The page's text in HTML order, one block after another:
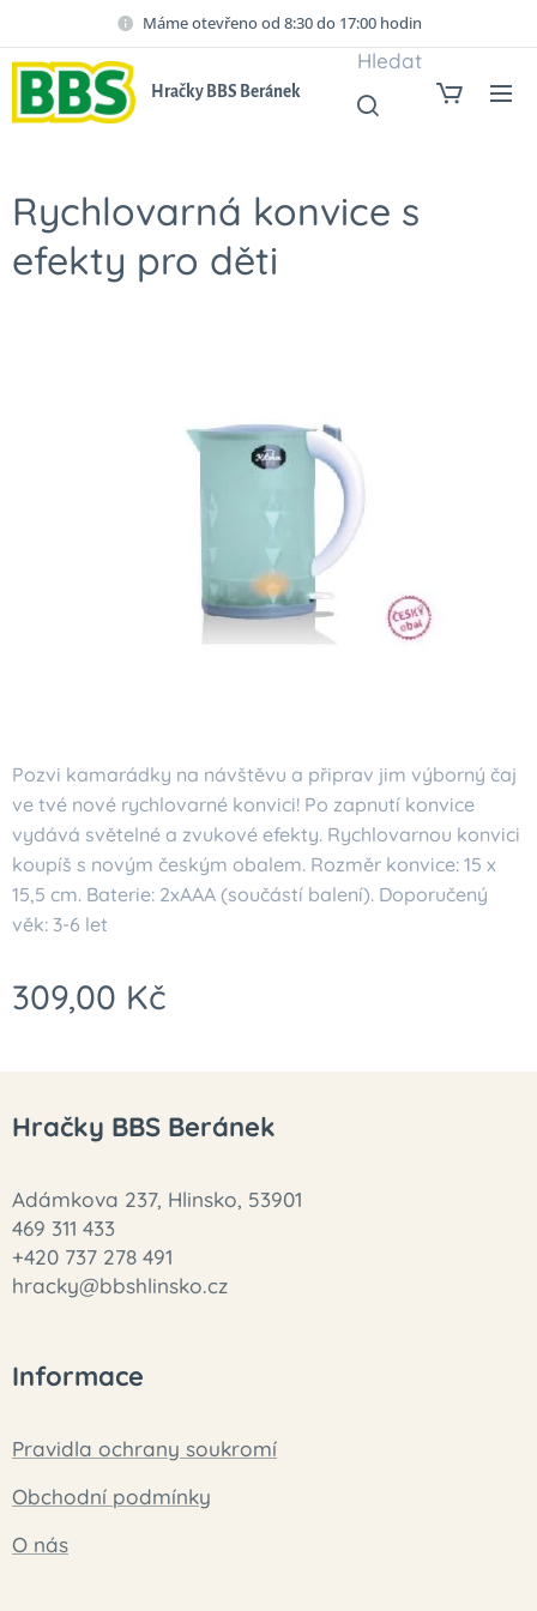
Máme otevřeno od 8:30 do 17:00 hodin
Hračky BBS Beránek
Hledat
Rychlovarná konvice s
efekty pro děti
Pozvi kamarádky na návštěvu a připrav jim výborný čaj
ve tvé nové rychlovarné konvici! Po zapnutí konvice
vydává světelné a zvukové efekty. Rychlovarnou konvici
koupíš s novým českým obalem. Rozměr konvice: 15 x
15,5 cm. Baterie: 2xAAA (součástí balení). Doporučený
věk: 3-6 let
309,00 Kč
Hračky BBS Beránek
Adámkova 237, Hlinsko, 53901
469 311 433
+420 737 278 491
hracky@bbshlinsko.cz
Informace
Pravidla ochrany soukromí
Obchodní podmínky
O nás